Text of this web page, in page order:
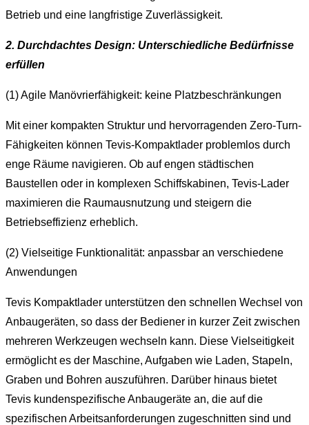
Betrieb und eine langfristige Zuverlässigkeit.
2. Durchdachtes Design: Unterschiedliche Bedürfnisse
erfüllen
(1) Agile Manövrierfähigkeit: keine Platzbeschränkungen
Mit einer kompakten Struktur und hervorragenden Zero-Turn-
Fähigkeiten können Tevis-Kompaktlader problemlos durch
enge Räume navigieren. Ob auf engen städtischen
Baustellen oder in komplexen Schiffskabinen, Tevis-Lader
maximieren die Raumausnutzung und steigern die
Betriebseffizienz erheblich.
(2) Vielseitige Funktionalität: anpassbar an verschiedene
Anwendungen
Tevis Kompaktlader unterstützen den schnellen Wechsel von
Anbaugeräten, so dass der Bediener in kurzer Zeit zwischen
mehreren Werkzeugen wechseln kann. Diese Vielseitigkeit
ermöglicht es der Maschine, Aufgaben wie Laden, Stapeln,
Graben und Bohren auszuführen. Darüber hinaus bietet
Tevis kundenspezifische Anbaugeräte an, die auf die
spezifischen Arbeitsanforderungen zugeschnitten sind und